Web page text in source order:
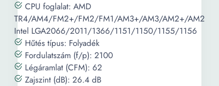
CPU foglalat: AMD
TR4/AM4/FM2+/FM2/FM1/AM3+/AM3/AM2+/AM2
Intel LGA2066/2011/1366/1151/1150/1155/1156
Hűtés típus: Folyadék
Fordulatszám (f/p): 2100
Légáramlat (CFM): 62
Zajszint (dB): 26.4 dB